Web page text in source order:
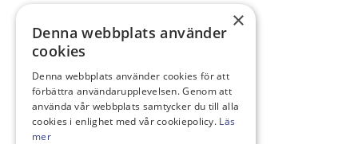
×
Denna webbplats använder
cookies
Denna webbplats använder cookies för att
förbättra användarupplevelsen. Genom att
använda vår webbplats samtycker du till alla
cookies i enlighet med vår cookiepolicy. Läs
mer